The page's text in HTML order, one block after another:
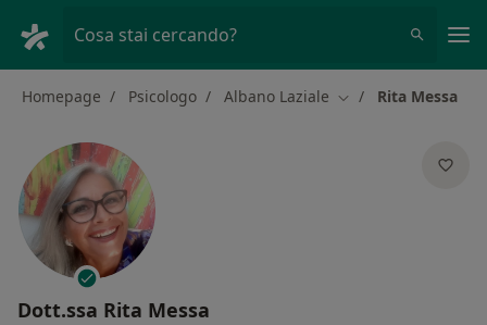
Cosa stai cercando?
Homepage Psicologo Albano Laziale Cambia città
Rita Messa
Dott.ssa Rita Messa